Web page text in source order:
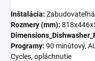
Inštalácia:
Rozmery (mm):
Programy: 90 minútový,
Cycles, opláchnutie